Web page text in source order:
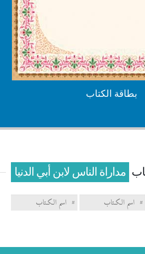
بطاقة الكتاب
مداراة الناس لابن أبي الدنيا
# اسم الكـتاب # اسم الكـتاب